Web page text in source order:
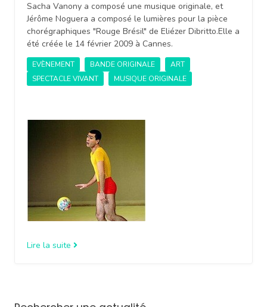
Sacha Vanony a composé une musique originale, et
Jérôme Noguera a composé le lumières pour la pièce
chorégraphiques "Rouge Brésil" de Eliézer Dibritto.Elle a
été créée le 14 février 2009 à Cannes.
EVÈNEMENT BANDE ORIGINALE
ART
SPECTACLE VIVANT
MUSIQUE ORIGINALE
Lire la suite